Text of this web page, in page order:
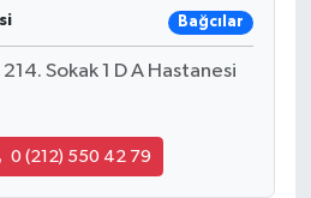
Bağcılar
Sokak 1 D A Hastanesi
0 (212) 550 42 79